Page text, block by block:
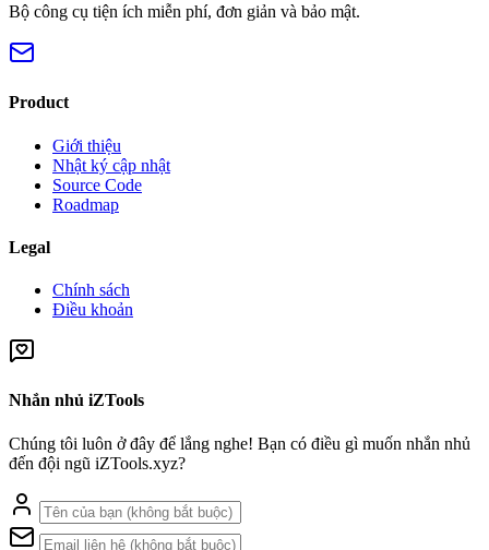
Bộ công cụ tiện ích miễn phí, đơn giản và bảo mật.
Product
Giới thiệu
Nhật ký cập nhật
Source Code
Roadmap
Legal
Chính sách
Điều khoản
Nhắn nhủ iZTools
Chúng tôi luôn ở đây để lắng nghe! Bạn có điều gì muốn nhắn nhủ
đến đội ngũ iZTools.xyz?